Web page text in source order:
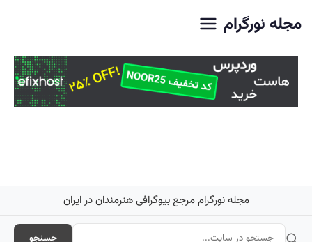
مجله نورگرام
مجله نورگرام مرجع بیوگرافی هنرمندان در ایران
جستجو